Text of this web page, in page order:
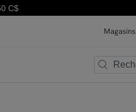
C$
Magasins